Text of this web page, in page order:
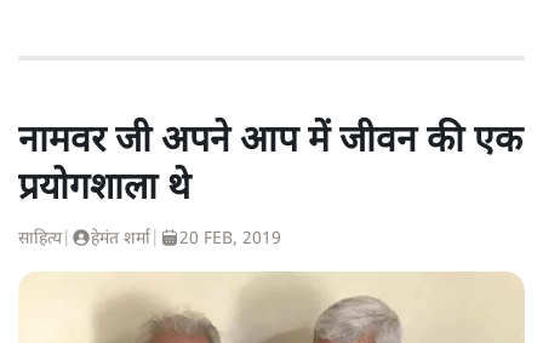
नामवर जी अपने आप में जीवन की एक
प्रयोगशाला थे
साहित्य| हेमंत शर्मा 20 FEB, 2019